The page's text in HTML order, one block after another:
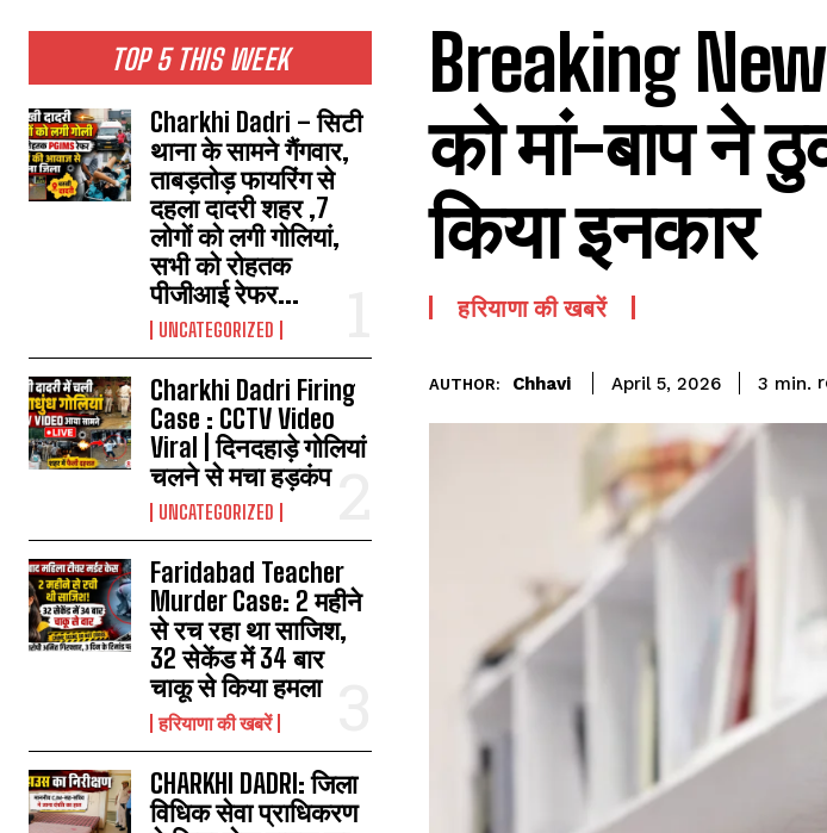
TOP 5 THIS WEEK
Charkhi Dadri – सिटी
थाना के सामने गैंगवार,
ताबड़तोड़ फायरिंग से
दहला दादरी शहर ,7
लोगों को लगी गोलियां,
सभी को रोहतक
पीजीआई रेफर...
UNCATEGORIZED
Charkhi Dadri Firing
Case : CCTV Video
Viral | दिनदहाड़े गोलियां
चलने से मचा हड़कंप
UNCATEGORIZED
Faridabad Teacher
Murder Case: 2 महीने
से रच रहा था साजिश,
32 सेकेंड में 34 बार
चाकू से किया हमला
हरियाणा की खबरें
CHARKHI DADRI: जिला
विधिक सेवा प्राधिकरण
Breaking
को मां-बाप ने
किया इनकार
हरियाणा की खबरें
AUTHOR: Chhavi April 5, 2026 3 min.